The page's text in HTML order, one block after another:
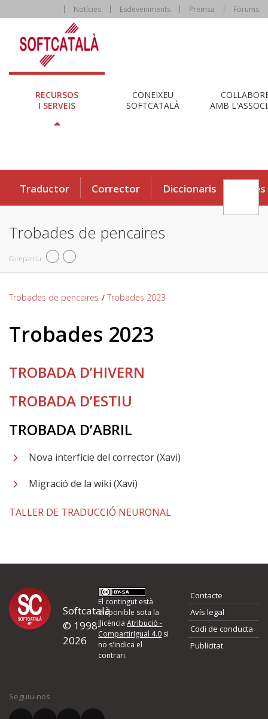
Notícies Esdeveniments Premsa Fòrums
RECURSOS
I SERVEIS
CONEIXEU
SOFTCATALÀ
AMB
Traductor Corrector Diccionaris Eines
Trobades de pencaires
Compartiu
Trobades de pencaires / Trobades 2023
Trobades 2023
TROBADA D’HIVERN
TROBADA D’ESTIU
TROBADA D’ABRIL
Nova interfície del corrector (Xavi)
Migració de la wiki (Xavi)
TALLER DE TRADUCCIÓ NEURONAL
Softcatalà
© 1998-
2026
El contingut està
disponible sota la
llicènciaAtribució -
CompartirIgual 4.0 si
no s'indica el
contrari.
Contacte
Avís legal
Codi de conducta
Publicitat
Seguiu-nos